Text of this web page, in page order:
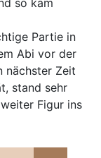
so kam
Partie in
Abi vor der
nächster Zeit
stand sehr
Figur ins